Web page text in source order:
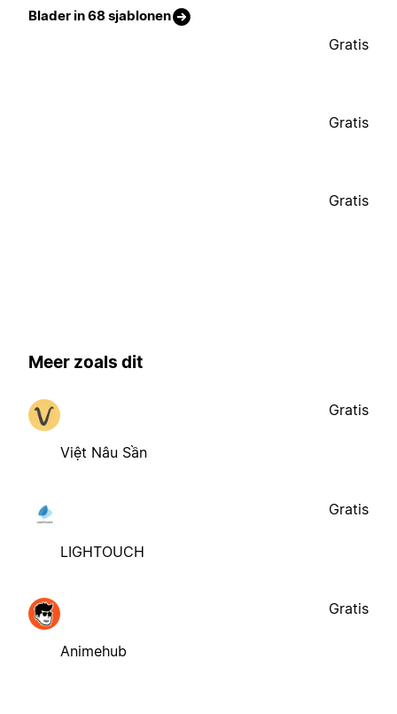
Blader in 68 sjablonen
Gratis
Gratis
Gratis
Meer zoals dit
Việt Nâu Sần
Gratis
LIGHTOUCH
Gratis
Animehub
Gratis